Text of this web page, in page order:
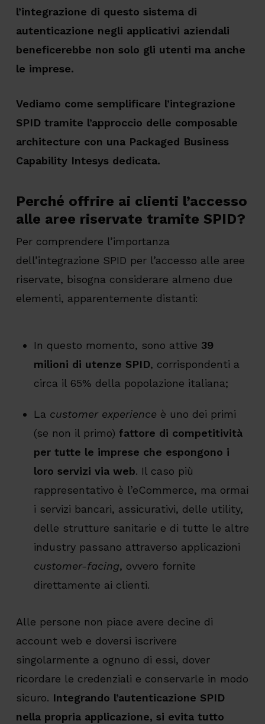
l’integrazione di questo sistema di
autenticazione negli applicativi aziendali
beneficerebbe non solo gli utenti ma anche
le imprese.
Vediamo come semplificare l’integrazione
SPID tramite l’approccio delle composable
architecture con una Packaged Business
Capability Intesys dedicata.
Perché offrire ai clienti l’accesso
alle aree riservate tramite SPID?
Per comprendere l’importanza
dell’integrazione SPID per l’accesso alle aree
riservate, bisogna considerare almeno due
elementi, apparentemente distanti:
In questo momento, sono attive 39
milioni di utenze SPID, corrispondenti a
circa il 65% della popolazione italiana;
La customer experience è uno dei primi
(se non il primo) fattore di competitività
per tutte le imprese che espongono i
loro servizi via web. Il caso più
rappresentativo è l’eCommerce, ma ormai
i servizi bancari, assicurativi, delle utility,
delle strutture sanitarie e di tutte le altre
industry passano attraverso applicazioni
customer-facing, ovvero fornite
direttamente ai clienti.
Alle persone non piace avere decine di
account web e doversi iscrivere
singolarmente a ognuno di essi, dover
ricordare le credenziali e conservarle in modo
sicuro. Integrando l’autenticazione SPID
nella propria applicazione, si evita tutto